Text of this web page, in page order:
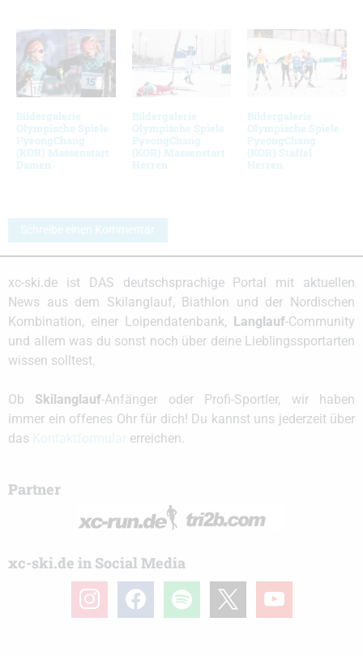
Bildergalerie
Olympische Spiele
PyeongChang
(KOR) Massenstart
Damen
Bildergalerie
Olympische Spiele
PyeongChang
(KOR) Massenstart
Herren
Bildergalerie
Olympische Spiele
PyeongChang
(KOR) Staffel
Herren
Schreibe einen Kommentar
xc-ski.de ist DAS deutschsprachige Portal mit aktuellen
News aus dem Skilanglauf, Biathlon und der Nordischen
Kombination, einer Loipendatenbank,
Langlauf-Community
und allem was du sonst noch über deine Lieblingssportarten
wissen solltest.
Ob Skilanglauf-Anfänger oder Profi-Sportler, wir haben
immer ein offenes Ohr für dich! Du kannst uns jederzeit über
das
erreichen.
Partner
xc-ski.de in Social Media
instagramfacebook spotify youtube